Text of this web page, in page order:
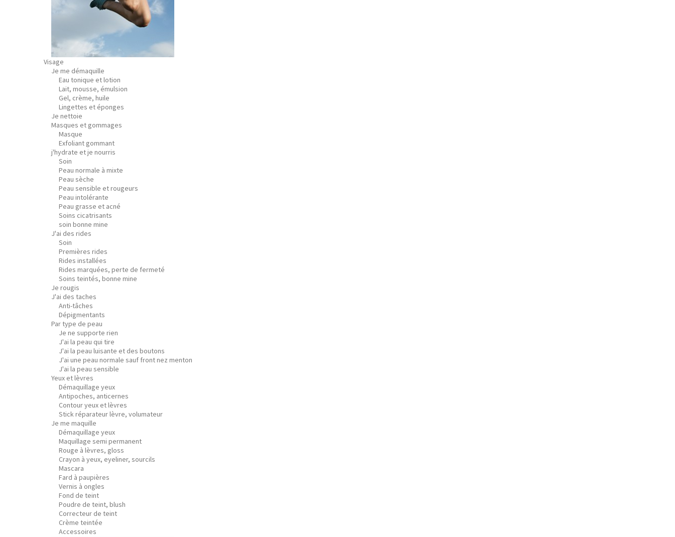
Visage
Je me démaquille
Eau tonique et lotion
Lait, mousse, émulsion
Gel, crème, huile
Lingettes et éponges
Je nettoie
Masques et gommages
Masque
Exfoliant gommant
j'hydrate et je nourris
Soin
Peau normale à mixte
Peau sèche
Peau sensible et rougeurs
Peau intolérante
Peau grasse et acné
Soins cicatrisants
soin bonne mine
J'ai des rides
Soin
Premières rides
Rides installées
Rides marquées, perte de fermeté
Soins teintés, bonne mine
Je rougis
J'ai des taches
Anti-tâches
Dépigmentants
Par type de peau
Je ne supporte rien
J'ai la peau qui tire
J'ai la peau luisante et des boutons
J'ai une peau normale sauf front nez menton
J'ai la peau sensible
Yeux et lèvres
Démaquillage yeux
Antipoches, anticernes
Contour yeux et lèvres
Stick réparateur lèvre, volumateur
Je me maquille
Démaquillage yeux
Maquillage semi permanent
Rouge à lèvres, gloss
Crayon à yeux, eyeliner, sourcils
Mascara
Fard à paupières
Vernis à ongles
Fond de teint
Poudre de teint, blush
Correcteur de teint
Crème teintée
Accessoires